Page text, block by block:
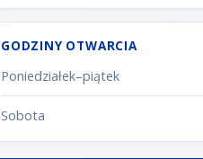
GODZINY OTWARCIA
Poniedziałek–piątek
Sobota